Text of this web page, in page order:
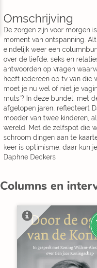
Omschrijving
De zorgen zijn voor morgen
moment van ontspanning.
eindelijk weer een
over de liefde, seks en
antwoorden op vragen
heeft iedereen op tv van die
moet je nu wel of niet je
muts'? In deze bundel, met
afgelopen jaren, reflecteert
moeder van twee kinderen,
wereld. Met de zelfspot die
schroom dingen aan te
keer is optimisme, daar kun
Daphne Deckers
Columns en